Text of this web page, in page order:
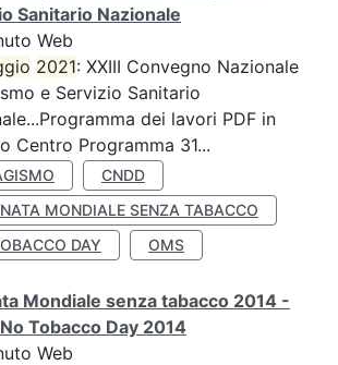
Sanitario Nazionale
Web
2021: XXIII Convegno Nazionale
e Servizio Sanitario
dei lavori PDF in
Centro Programma 31...
CNDD
MONDIALE SENZA TABACCO
DAY
OMS
Mondiale senza tabacco 2014 -
Tobacco Day 2014
Web